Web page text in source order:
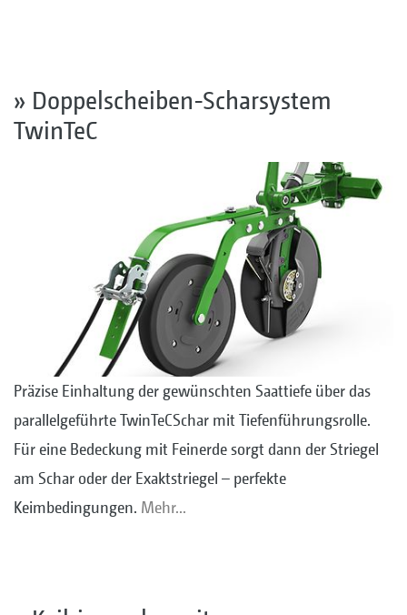
» Doppelscheiben-Scharsystem
TwinTeC
Präzise Einhaltung der gewünschten Saattiefe über das
parallelgeführte TwinTeCSchar mit Tiefenführungsrolle.
Für eine Bedeckung mit Feinerde sorgt dann der Striegel
am Schar oder der Exaktstriegel – perfekte
Keimbedingungen. Mehr...